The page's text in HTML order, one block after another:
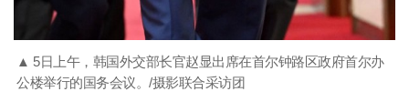
▲ 5日上午，韩国外交部长官赵显出席在首尔钟路区政府首尔办
公楼举行的国务会议。/摄影联合采访团